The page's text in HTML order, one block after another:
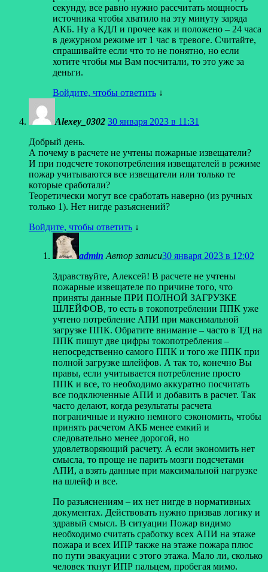
секунду, все равно нужно рассчитать мощность
источника чтобы хватило на эту минуту заряда
АКБ. Ну а КДЛ и прочее как и положено – 24 часа
в дежурном режиме ит 1 час в тревоге. Считайте,
спрашивайте если что то не понятно, но если
хотите чтобы мы Вам посчитали, то это уже за
деньги.
Войдите, чтобы ответить ↓
Alexey_0302 30 января 2023 в 11:31
Добрый день.
А почему в расчете не учтены пожарные извещатели?
И при подсчете токопотребления извещателей в режиме
пожар учитываются все извещатели или только те
которые сработали?
Теоретически могут все сработать наверно (из ручных
только 1). Нет нигде разъяснений?
Войдите, чтобы ответить ↓
admin Автор записи30 января 2023 в 12:02
Здравствуйте, Алексей! В расчете не учтены
пожарные извещателе по причине того, что
приняты данные ПРИ ПОЛНОЙ ЗАГРУЗКЕ
ШЛЕЙФОВ, то есть в токопотреблении ППК уже
учтено потребление АПИ при максимальной
загрузке ППК. Обратите внимание – часто в ТД на
ППК пишут две цифры токопотребления –
непосредственно самого ППК и того же ППК при
полной загрузке шлейфов. А так то, конечно Вы
правы, если учитывается потребление просто
ППК и все, то необходимо аккуратно посчитать
все подключенные АПИ и добавить в расчет. Так
часто делают, когда результаты расчета
пограничные и нужно немного сэкономить, чтобы
принять расчетом АКБ менее емкий и
следовательно менее дорогой, но
удовлетворяющий расчету. А если экономить нет
смысла, то проще не парить мозги подсчетами
АПИ, а взять данные при максимальной нагрузке
на шлейф и все.
По разъяснениям – их нет нигде в нормативных
документах. Действовать нужно призвав логику и
здравый смысл. В ситуации Пожар видимо
необходимо считать сработку всех АПИ на этаже
пожара и всех ИПР также на этаже пожара плюс
по пути эвакуации с этого этажа. Мало ли, сколько
человек ткнут ИПР пальцем, пробегая мимо.